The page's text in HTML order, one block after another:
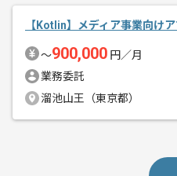
【Kotlin】メディア事業向け
〜900,000 円／月
業務委託
溜池山王（東京都）